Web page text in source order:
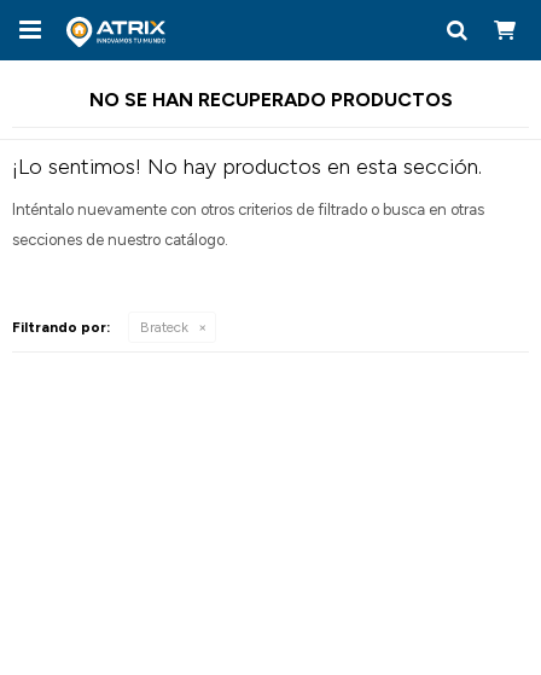

NO SE HAN RECUPERADO PRODUCTOS
¡Lo sentimos! No hay productos en esta sección.
Inténtalo nuevamente con otros criterios de filtrado o busca en otras
secciones de nuestro catálogo.
Filtrando por: Brateck